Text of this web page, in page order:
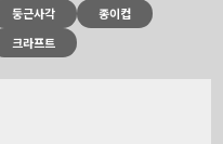
둥근사각
종이컵
크라프트